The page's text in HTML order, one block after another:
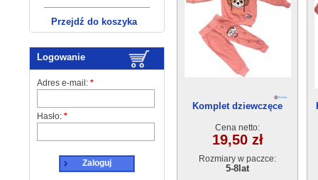
Przejdź do koszyka
Logowanie
Adres e-mail: *
Hasło: *
Zaloguj
Komplet dziewczęce
Cena netto:
19,50 zł
Rozmiary w paczce:
5-8lat